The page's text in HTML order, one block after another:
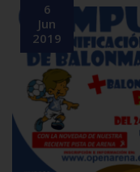
6
Jun
2019